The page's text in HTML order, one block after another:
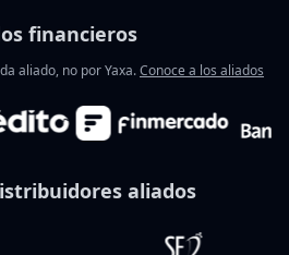
financieros
aliado, no por Yaxa.Conoce a los aliados
aliados